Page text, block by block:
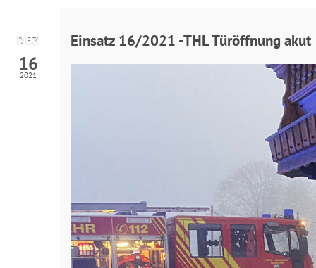
Einsatz 16/2021 -THL Türöffnung akut
2021
16
DEZ